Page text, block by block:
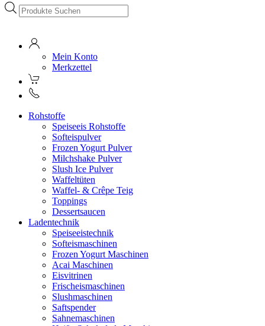
Products
search
Mein Konto
Merkzettel
Rohstoffe
Speiseeis Rohstoffe
Softeispulver
Frozen Yogurt Pulver
Milchshake Pulver
Slush Ice Pulver
Waffeltüten
Waffel- & Crêpe Teig
Toppings
Dessertsaucen
Ladentechnik
Speiseeistechnik
Softeismaschinen
Frozen Yogurt Maschinen
Acai Maschinen
Eisvitrinen
Frischeismaschinen
Slushmaschinen
Saftspender
Sahnemaschinen